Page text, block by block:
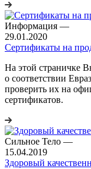
Информация —
29.01.2020
Сертификаты на
На этой страничке
о соответствии
проверить их на
сертификатов.
Сильное Тело —
15.04.2019
Здоровый